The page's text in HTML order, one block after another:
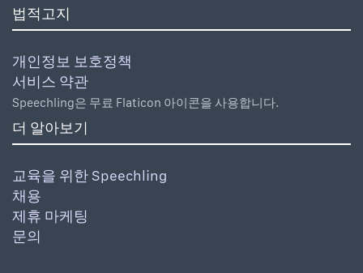
법적고지
개인정보 보호정책
서비스 약관
Speechling은 무료 Flaticon 아이콘을 사용합니다.
더 알아보기
교육을 위한 Speechling
채용
제휴 마케팅
문의